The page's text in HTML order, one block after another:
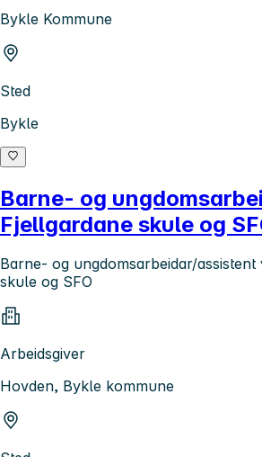
Bykle Kommune
Sted
Bykle
Barne- og
Fjellgardane skule og
Barne- og ungdomsarbeidar/assistent
skule og SFO
Arbeidsgiver
Hovden, Bykle kommune